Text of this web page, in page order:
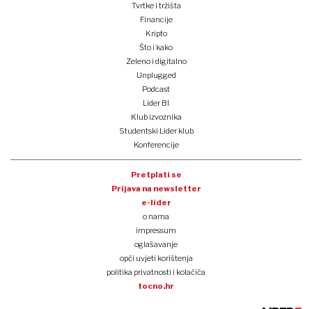
Tvrtke i tržišta
Financije
Kripto
Što i kako
Zeleno i digitalno
Unplugged
Podcast
Lider BI
Klub izvoznika
Studentski Lider klub
Konferencije
Pretplati se
Prijava na newsletter
e-lider
o nama
impressum
oglašavanje
opći uvjeti korištenja
politika privatnosti i kolačića
tocno.hr